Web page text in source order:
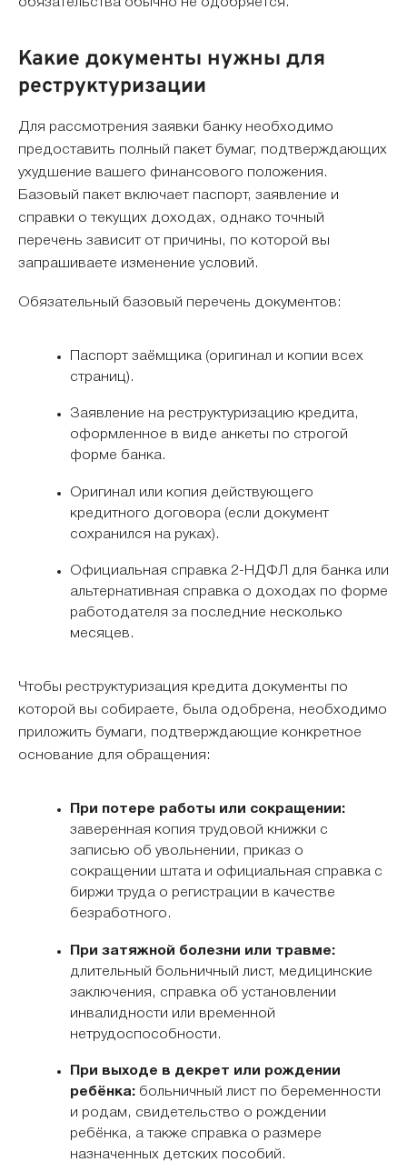
Какие документы нужны для
реструктуризации
Для рассмотрения заявки банку необходимо
предоставить полный пакет бумаг, подтверждающих
ухудшение вашего финансового положения.
Базовый пакет включает паспорт, заявление и
справки о текущих доходах, однако точный
перечень зависит от причины, по которой вы
запрашиваете изменение условий.
Обязательный базовый перечень документов:
Паспорт заёмщика (оригинал и копии всех
страниц).
Заявление на реструктуризацию кредита,
оформленное в виде анкеты по строгой
форме банка.
Оригинал или копия действующего
кредитного договора (если документ
сохранился на руках).
Официальная справка 2-НДФЛ для банка или
альтернативная справка о доходах по форме
работодателя за последние несколько
месяцев.
Чтобы реструктуризация кредита документы по
которой вы собираете, была одобрена, необходимо
приложить бумаги, подтверждающие конкретное
основание для обращения:
При потере работы или сокращении:
заверенная копия трудовой книжки с
записью об увольнении, приказ о
сокращении штата и официальная справка с
биржи труда о регистрации в качестве
безработного.
При затяжной болезни или травме:
длительный больничный лист, медицинские
заключения, справка об установлении
инвалидности или временной
нетрудоспособности.
При выходе в декрет или рождении
ребёнка:больничный лист по беременности
и родам, свидетельство о рождении
ребёнка, а также справка о размере
назначенных детских пособий.